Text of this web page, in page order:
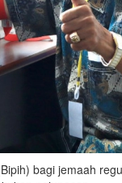
bagi jemaah